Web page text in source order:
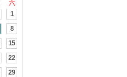
六
1
8
15
22
29